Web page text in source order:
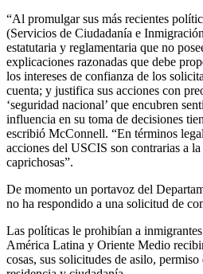
“Al promulgar sus más recientes
(Servicios de Ciudadanía e
estatutaria y reglamentaria que no
explicaciones razonadas que debe
los intereses de confianza de los
cuenta; y justifica sus acciones con
‘seguridad nacional’ que encubren
influencia en su toma de decisiones
escribió McConnell. “En términos
acciones del USCIS son contrarias a
caprichosas”.
De momento un portavoz del
no ha respondido a una solicitud de
Las políticas le prohibían a
América Latina y Oriente Medio
cosas, sus solicitudes de asilo,